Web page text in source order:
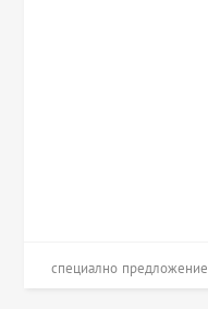
специално предложение